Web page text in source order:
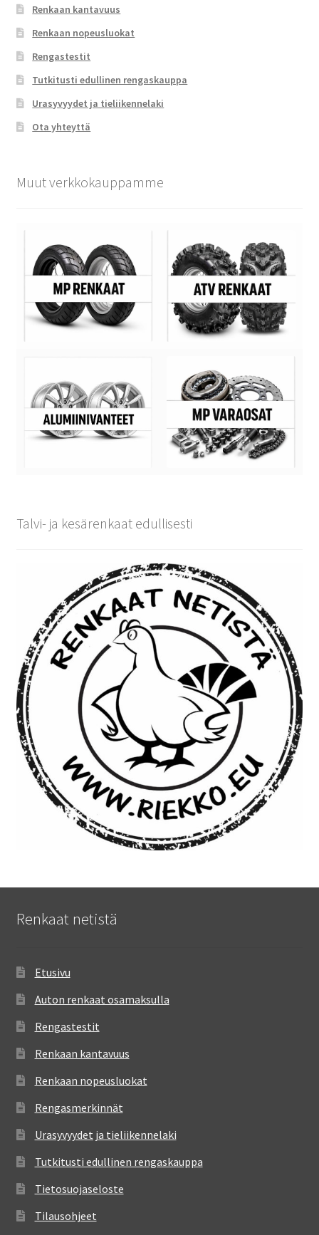
Renkaan kantavuus
Renkaan nopeusluokat
Rengastestit
Tutkitusti edullinen rengaskauppa
Urasyvyydet ja tieliikennelaki
Ota yhteyttä
Muut verkkokauppamme
Talvi- ja kesärenkaat edullisesti
Renkaat netistä
Etusivu
Auton renkaat osamaksulla
Rengastestit
Renkaan kantavuus
Renkaan nopeusluokat
Rengasmerkinnät
Urasyvyydet ja tieliikennelaki
Tutkitusti edullinen rengaskauppa
Tietosuojaseloste
Tilausohjeet